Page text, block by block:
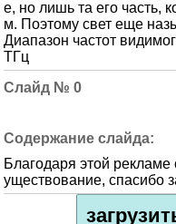
е, но лишь та его часть,
м. Поэтому свет еще
Диапазон частот
ТГц
0
Благодаря этой
уществование, спасибо